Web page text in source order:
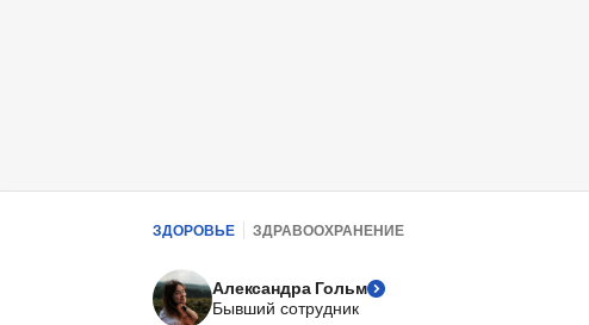
ЗДОРОВЬЕ ЗДРАВООХРАНЕНИЕ
Александра Гольм
Бывший сотрудник